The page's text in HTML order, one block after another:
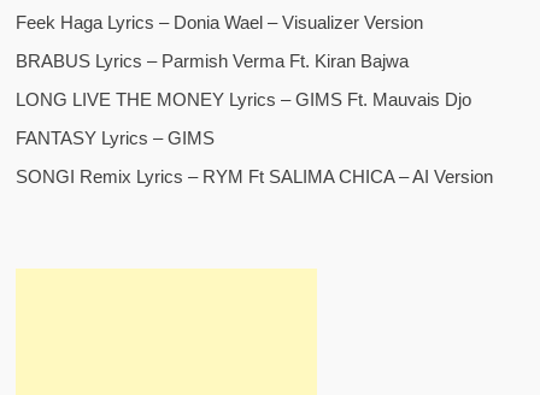
Feek Haga Lyrics – Donia Wael – Visualizer Version
BRABUS Lyrics – Parmish Verma Ft. Kiran Bajwa
LONG LIVE THE MONEY Lyrics – GIMS Ft. Mauvais Djo
FANTASY Lyrics – GIMS
SONGI Remix Lyrics – RYM Ft SALIMA CHICA – AI Version